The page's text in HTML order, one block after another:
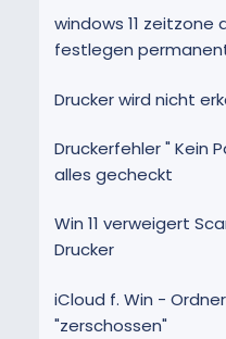
windows 11
festlegen
Drucker wird nicht
Druckerfehler " Kein
alles gecheckt
Win 11 verweigert
Drucker
iCloud f. Win -
"zerschossen"